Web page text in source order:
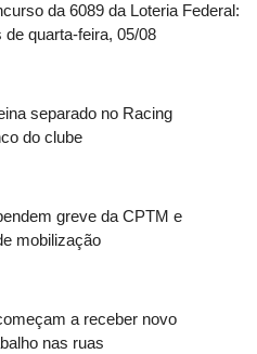
da 6089 da Loteria Federal:
quarta-feira, 05/08
separado no Racing
do clube
greve da CPTM e
mobilização
a receber novo
nas ruas